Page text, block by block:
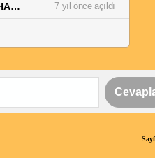
---SATILIK--- AMAZON KİNDLE - KOBO - CALİBRO - SONY - POCKETBOOK - TOLİNO E-KİTAP OKUYUCU CİHAZLAR 7 yıl önce açıldı